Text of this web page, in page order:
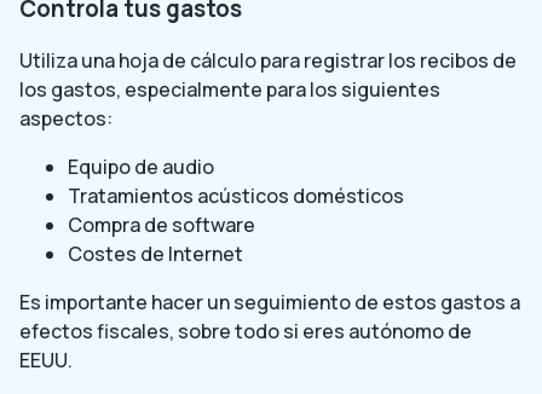
Controla tus gastos
Utiliza una hoja de cálculo para registrar los recibos de
los gastos, especialmente para los siguientes
aspectos:
Equipo de audio
Tratamientos acústicos domésticos
Compra de software
Costes de Internet
Es importante hacer un seguimiento de estos gastos a
efectos fiscales, sobre todo si eres autónomo de
EEUU.